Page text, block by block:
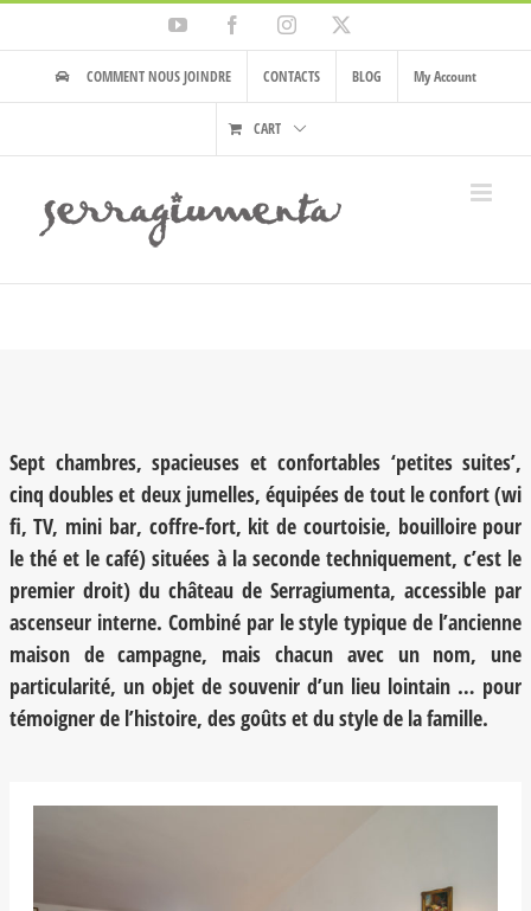
Skip
content
YouTube FacebookInstagram
COMMENT NOUS JOINDRE CONTACTS BLOG My Account
CART
Sept chambres, spacieuses et confortables ‘petites suites’,
cinq doubles et deux jumelles, équipées de tout le confort (wi
fi, TV, mini bar, coffre-fort, kit de courtoisie, bouilloire pour
le thé et le café) situées à la seconde techniquement, c’est le
premier droit) du château de Serragiumenta, accessible par
ascenseur interne. Combiné par le style typique de l’ancienne
maison de campagne, mais chacun avec un nom, une
particularité, un objet de souvenir d’un lieu lointain … pour
témoigner de l’histoire, des goûts et du style de la famille.